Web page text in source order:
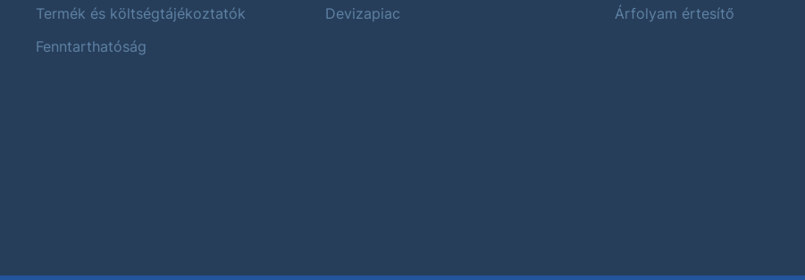
Termék és költségtájékoztatók
Fenntarthatóság
Devizapiac
Árfolyam értesítő